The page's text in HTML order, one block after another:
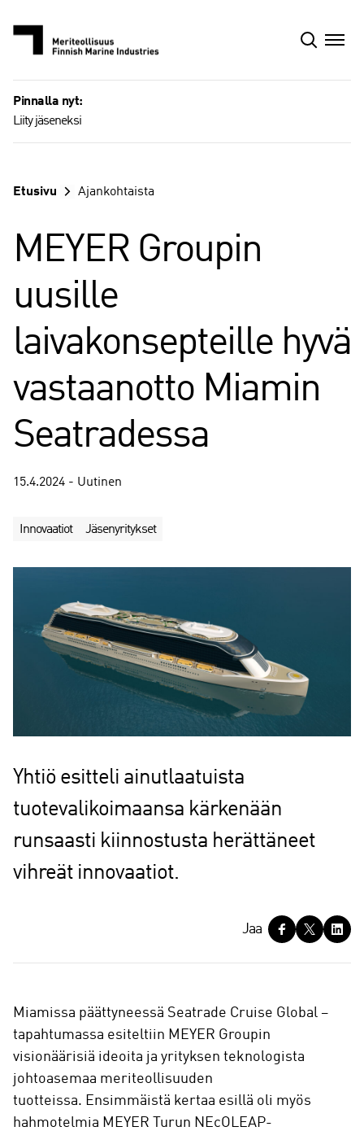
sisältöön
Pinnalla nyt:
Liity jäseneksi
Etusivu Ajankohtaista
MEYER Groupin
uusille
laivakonsepteille hyvä
vastaanotto Miamin
Seatradessa
15.4.2024 - Uutinen
Innovaatiot Jäsenyritykset
Yhtiö esitteli ainutlaatuista
tuotevalikoimaansa kärkenään
runsaasti kiinnostusta herättäneet
vihreät innovaatiot.
a
Jaa
Miamissa päättyneessä Seatrade Cruise Global –
tapahtumassa esiteltiin MEYER Groupin
visionäärisiä ideoita ja yrityksen teknologista
johtoasemaa meriteollisuuden
tuotteissa. Ensimmäistä kertaa esillä oli myös
hahmotelmia MEYER Turun NEcOLEAP-